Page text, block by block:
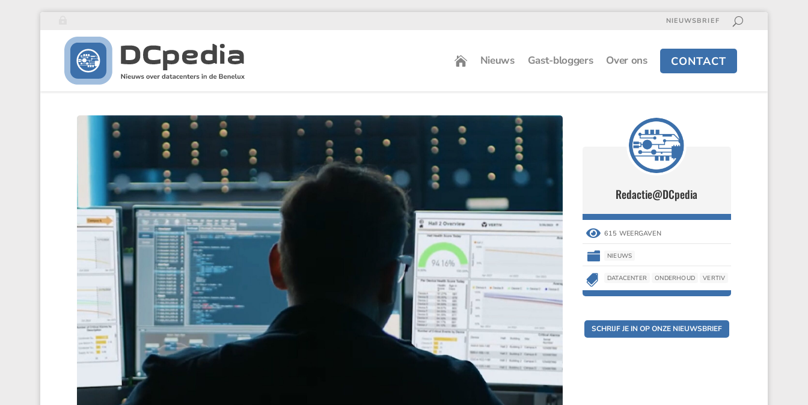
NIEUWSBRIEF
Nieuws Gast-bloggers Over ons CONTACT
Redactie@DCpedia
 615 WEERGAVEN
 NIEUWS
 DATACENTER ONDERHOUD VERTIV
SCHRIJF JE IN OP ONZE NIEUWSBRIEF